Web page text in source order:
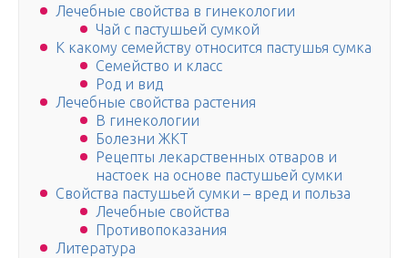
Лечебные свойства в гинекологии
Чай с пастушьей сумкой
К какому семейству относится пастушья сумка
Семейство и класс
Род и вид
Лечебные свойства растения
В гинекологии
Болезни ЖКТ
Рецепты лекарственных отваров и
настоек на основе пастушьей сумки
Свойства пастушьей сумки – вред и польза
Лечебные свойства
Противопоказания
Литература